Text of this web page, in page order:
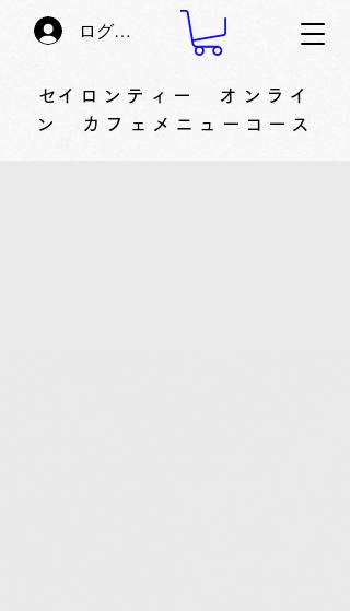
ログイン
​セイロンティー オンライ
ン カフェメニューコース